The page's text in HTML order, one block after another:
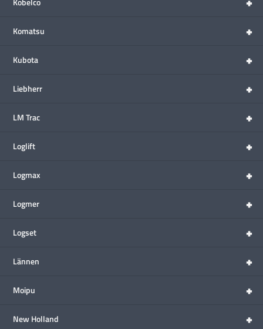
+
Komatsu
+
Kubota
+
Liebherr
+
LM Trac
+
Loglift
+
Logmax
+
Logmer
+
Logset
+
Lännen
+
Moipu
+
New Holland